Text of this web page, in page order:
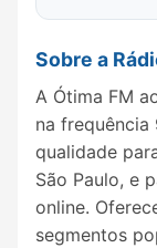
Sobre a
A Ótima FM
na
qualidade
São Paulo, e
online.
segmentos